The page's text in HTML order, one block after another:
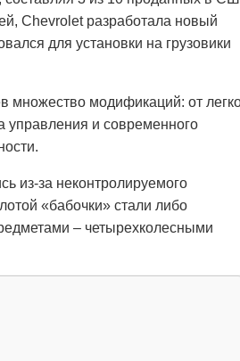
Chevrolet разработала новый
для установки на грузовики
множество модификаций: от
управления и современного
из-за неконтролируемого
«бабочки» стали либо
– четырехколесными